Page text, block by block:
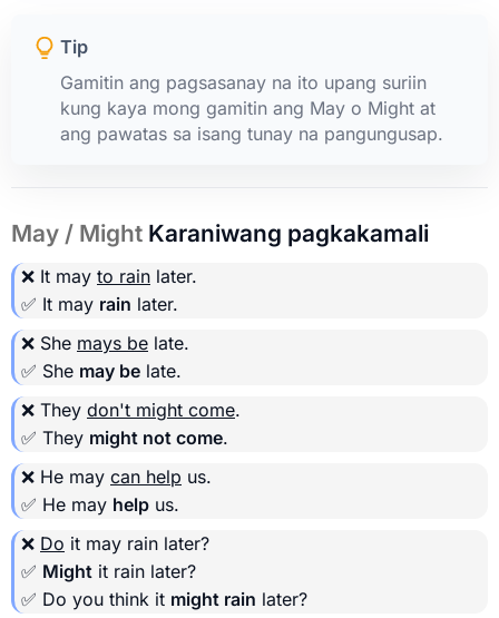
Tip
Gamitin ang pagsasanay na ito upang suriin
kung kaya mong gamitin ang May o Might at
ang pawatas sa isang tunay na pangungusap.
May / Might Karaniwang pagkakamali
❌ It may to rain later.
✅ It may rain later.
❌ She mays be late.
✅ She may be late.
❌ They don't might come.
✅ They might not come.
❌ He may can help us.
✅ He may help us.
❌ Do it may rain later?
✅ Might it rain later?
✅ Do you think it might rain later?